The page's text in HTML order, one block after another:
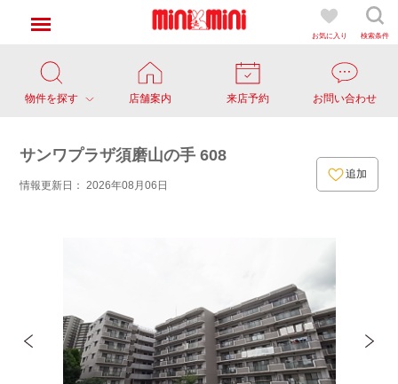
お気に入り 検索条件
物件を探す 店舗案内 来店予約 お問い合わせ
サンワプラザ須磨山の手 608
情報更新日： 2026年08月06日
追加